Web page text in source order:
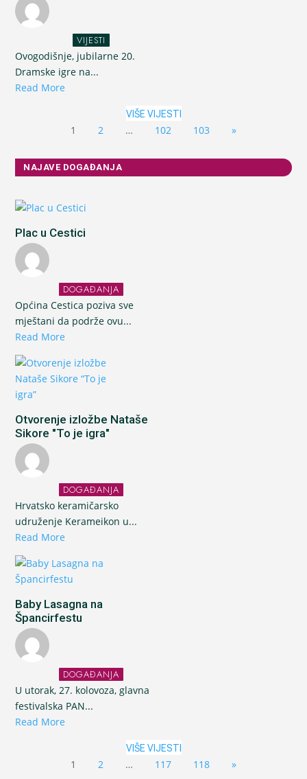
VIJESTI
Ovogodišnje, jubilarne 20.
Dramske igre na...
Read More
VIŠE VIJESTI
1 2 … 102 103 »
NAJAVE DOGAĐANJA
Plac u Cestici
DOGAĐANJA
Općina Cestica poziva sve
mještani da podrže ovu...
Read More
Otvorenje izložbe Nataše
Sikore "To je igra"
DOGAĐANJA
Hrvatsko keramičarsko
udruženje Kerameikon u...
Read More
Baby Lasagna na
Špancirfestu
DOGAĐANJA
U utorak, 27. kolovoza, glavna
festivalska PAN...
Read More
VIŠE VIJESTI
1 2 … 117 118 »